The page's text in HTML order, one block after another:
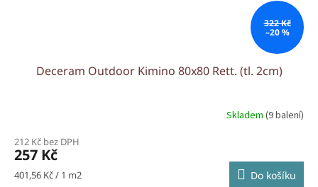
322 Kč
–20 %
Deceram Outdoor Kimino 80x80 Rett. (tl. 2cm)
Skladem (9 balení)
212 Kč bez DPH
257 Kč
Měrná
401,56 Kč / 1 m2 Do košíku